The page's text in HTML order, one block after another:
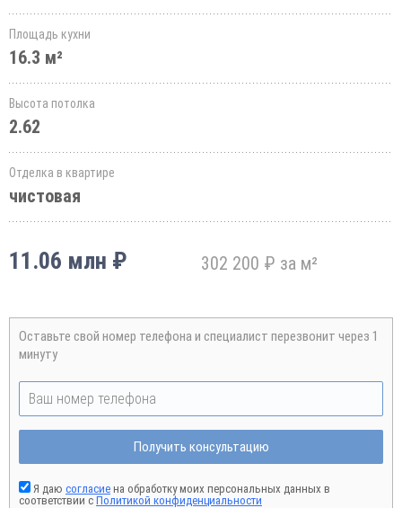
Площадь кухни
16.3 м²
Высота потолка
2.62
Отделка в квартире
чистовая
11.06 млн ₽ 302 200 ₽ за м²
Оставьте свой номер телефона и специалист перезвонит через 1
минуту
Получить консультацию
Я даю согласие на обработку моих персональных данных в
соответствии с Политикой конфиденциальности